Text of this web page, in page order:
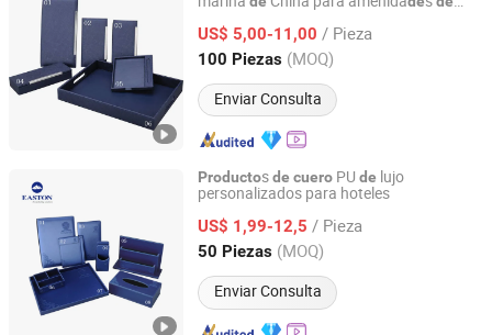
US$ 5,00-11,00 / Pieza
100 Piezas (MOQ)
Enviar Consulta
Easton Hotel Supplies Co., Ltd.
Guangdong, China Desde 2012
Productosde cuero PU de lujo
personalizados para hoteles
US$ 1,99-12,5 / Pieza
50 Piezas (MOQ)
Enviar Consulta
Easton Hotel Supplies Co., Ltd.
Guangdong, China Desde 2012